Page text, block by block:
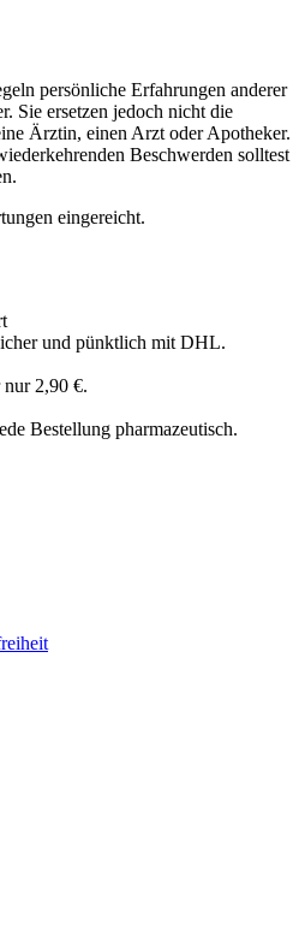
persönliche Erfahrungen anderer
Sie ersetzen jedoch nicht die
Ärztin, einen Arzt oder Apotheker.
Beschwerden solltest
eingereicht.
und pünktlich mit DHL.
nur 2,90 €.
Bestellung pharmazeutisch.